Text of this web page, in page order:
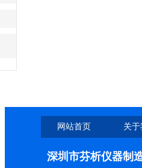
网站首页 关
深圳市芬析仪器制